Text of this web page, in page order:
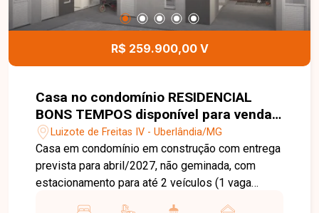
R$ 259.900,00 V
Casa no condomínio RESIDENCIAL
BONS TEMPOS disponível para venda
em Uberlândia-MG
Luizote de Freitas IV - Uberlândia/MG
Casa em condomínio em construção com entrega
prevista para abril/2027, não geminada, com
estacionamento para até 2 veículos (1 vaga